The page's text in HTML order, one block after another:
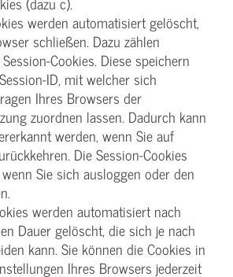
werden automatisiert gelöscht,
schließen. Dazu zählen
Cookies. Diese speichern
ID, mit welcher sich
Ihres Browsers der
zuordnen lassen. Dadurch kann
werden, wenn Sie auf
Die Session-Cookies
Sie sich ausloggen oder den
werden automatisiert nach
Dauer gelöscht, die sich je nach
kann. Sie können die Cookies in
Ihres Browsers jederzeit